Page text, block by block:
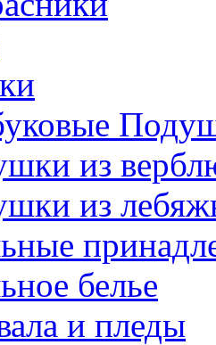
из
из
белье
и пледы